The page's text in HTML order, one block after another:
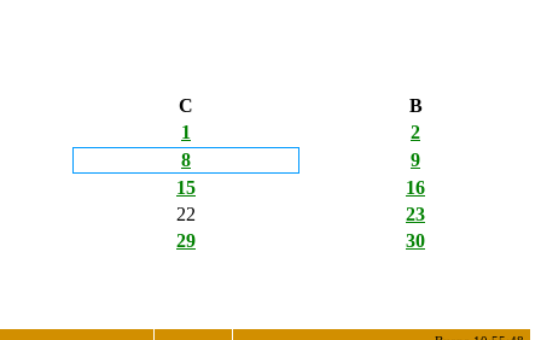
С
В
1
2
8
9
15
16
22
23
29
30